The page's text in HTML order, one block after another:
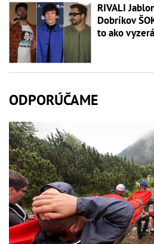
RIVALI
Dobríkov
to ako
ODPORÚČAME